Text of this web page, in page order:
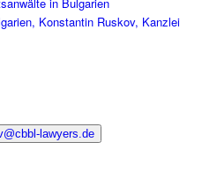
lawyers.de